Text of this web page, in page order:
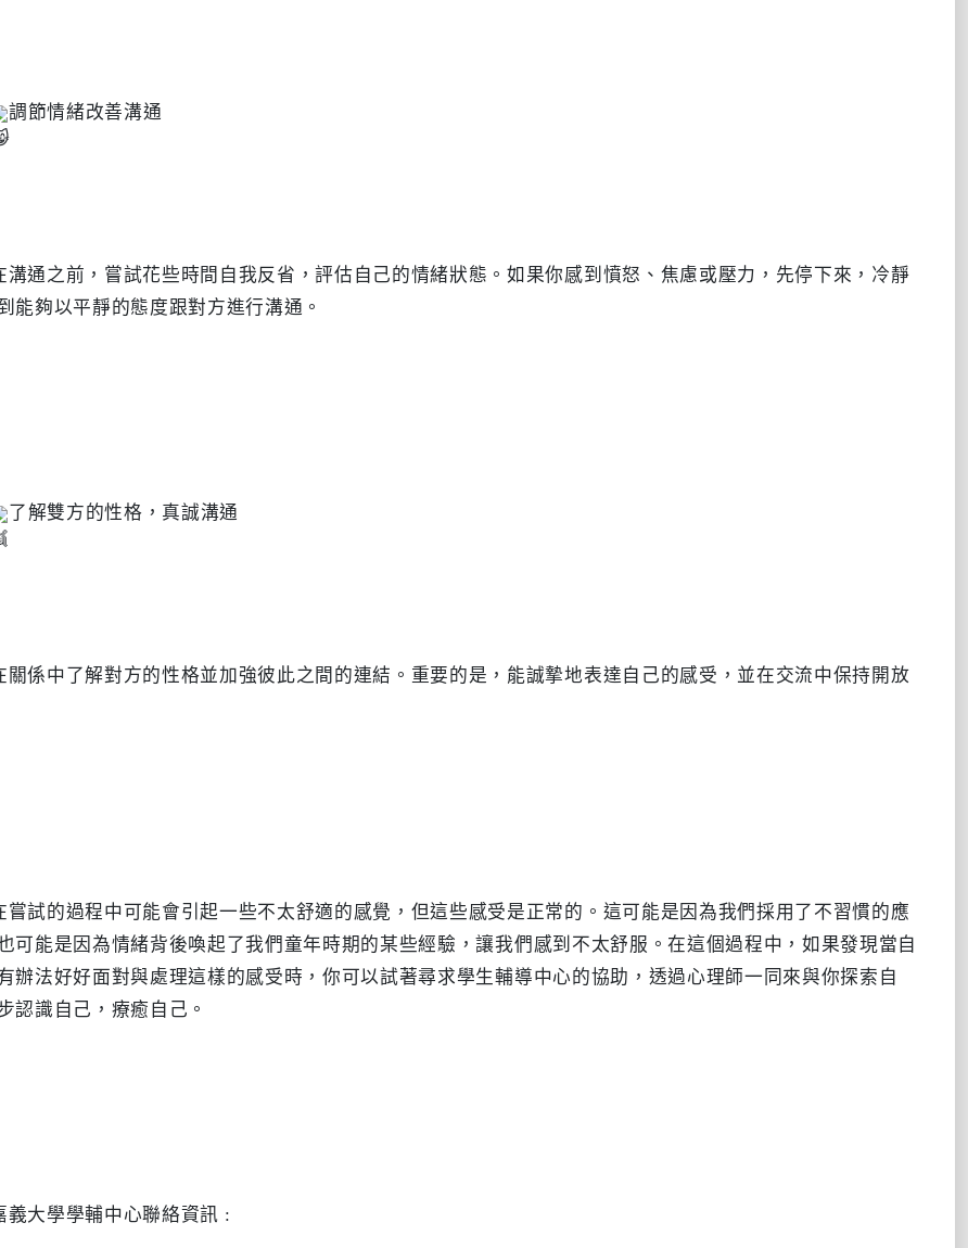
調節情緒改善溝通
能夠以平靜的態度跟對方進行溝通。
了解雙方的性格，真誠溝通
可能是因為情緒背後喚起了我們童年時期的某些經驗，讓我們感到不太舒服。在這個過程中，如果發現當自
辦法好好面對與處理這樣的感受時，你可以試著尋求學生輔導中心的協助，透過心理師一同來與你探索自
認識自己，療癒自己。